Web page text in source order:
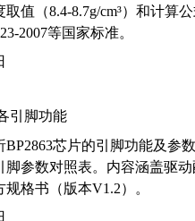
取值（8.4-8.7g/cm³）和计算
2007等国家标准。
引脚功能
BP2863芯片的引脚功能及参
脚参数对照表。内容涵盖驱
格书（版本V1.2）。